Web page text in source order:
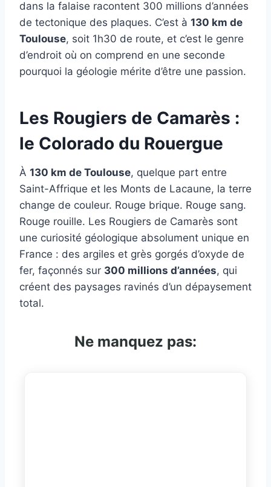
dans la falaise racontent 300 millions d’années
de tectonique des plaques. C’est à 130 km de
Toulouse, soit 1h30 de route, et c’est le genre
d’endroit où on comprend en une seconde
pourquoi la géologie mérite d’être une passion.
Les Rougiers de Camarès :
le Colorado du Rouergue
À 130 km de Toulouse, quelque part entre
Saint-Affrique et les Monts de Lacaune, la terre
change de couleur. Rouge brique. Rouge sang.
Rouge rouille. Les Rougiers de Camarès sont
une curiosité géologique absolument unique en
France : des argiles et grès gorgés d’oxyde de
fer, façonnés sur 300 millions d’années, qui
créent des paysages ravinés d’un dépaysement
total.
Ne manquez pas: